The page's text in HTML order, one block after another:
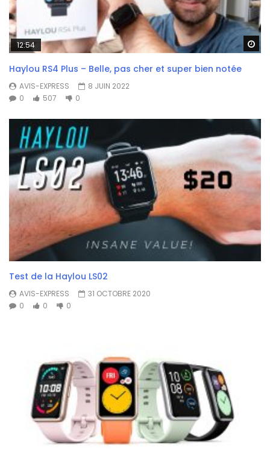
12:54
Haylou RS4 Plus – Belle, pas cher et super bien notée
AVIS-EXPRESS
8 JUIN 2022
0
507 0
Test de la Haylou LS02
AVIS-EXPRESS
31 OCTOBRE 2020
0
0 0